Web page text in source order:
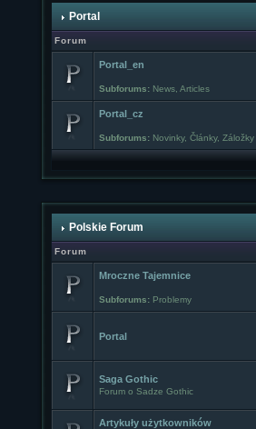
Portal
Forum
Portal_en
Subforums: News Articles
Portal_cz
Subforums: Novinky, Články, Záložky
Polskie Forum
Forum
Mroczne Tajemnice
Subforums: Problemy
Portal
Saga Gothic
Forum o Sadze Gothic
Artykuły użytkowników